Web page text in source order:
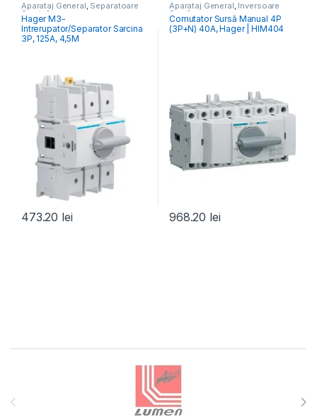
Aparataj General, Separatoare
Sarcină
Hager M3-
Intrerupator/Separator Sarcina
3P, 125A, 4,5M
473.20 lei
Aparataj General, Inversoare
Sursă
Comutator Sursă Manual 4P
(3P+N) 40A, Hager | HIM404
968.20 lei